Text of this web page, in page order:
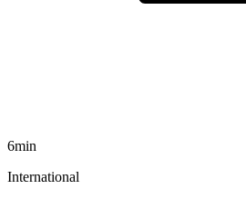
6min
International